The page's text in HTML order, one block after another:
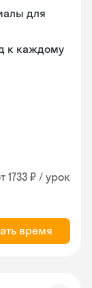
для
к каждому
1733 ₽ / урок
время